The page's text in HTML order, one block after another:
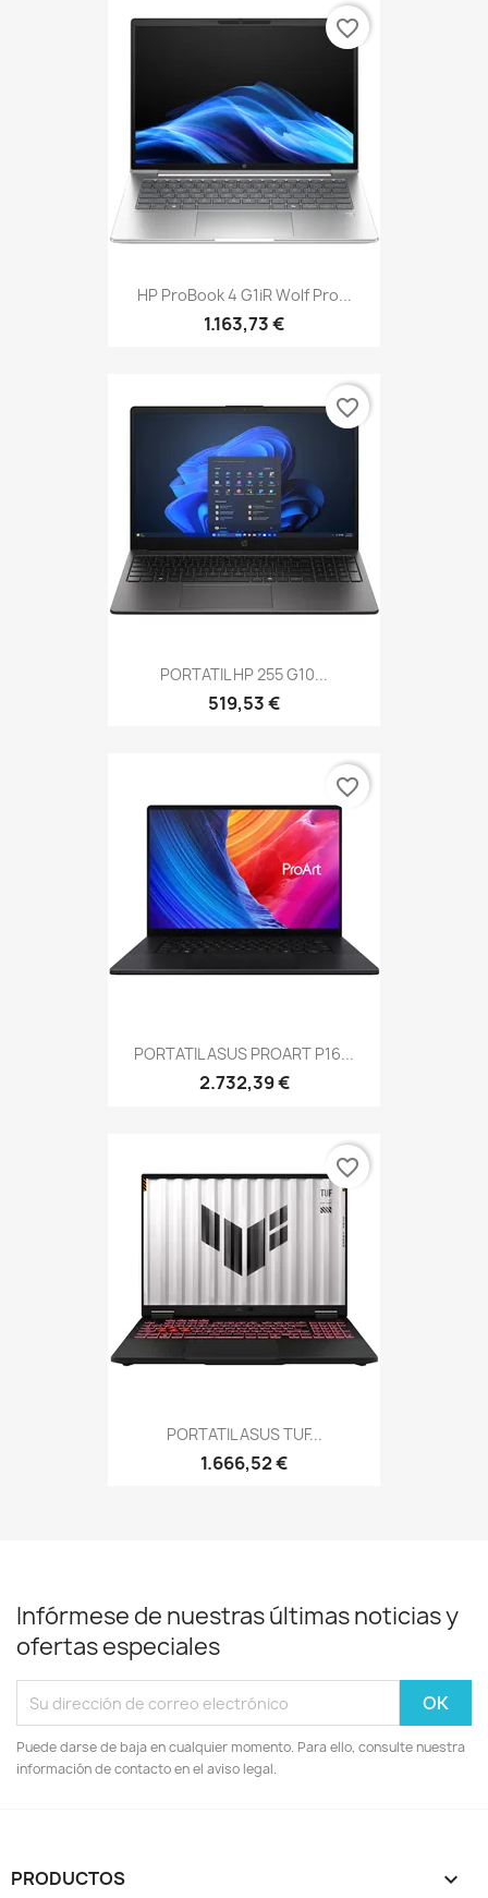
HP ProBook 4 G1iR Wolf Pro...
1.163,73 €
favorite_border
PORTATIL HP 255 G10...
519,53 €
favorite_border
PORTATIL ASUS PROART P16...
2.732,39 €
favorite_border
PORTATIL ASUS TUF...
1.666,52 €
favorite_border
Infórmese de nuestras últimas noticias y
ofertas especiales
Puede darse de baja en cualquier momento. Para ello, consulte nuestra
información de contacto en el aviso legal.
PRODUCTOS 